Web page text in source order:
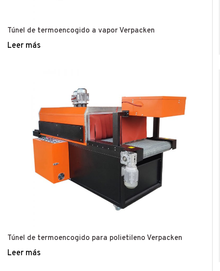
Túnel de termoencogido a vapor Verpacken
Leer más
Túnel de termoencogido para polietileno Verpacken
Leer más